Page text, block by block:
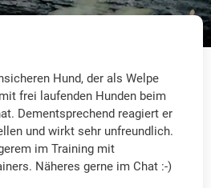
Hund, der als Welpe
frei laufenden Hunden beim
Dementsprechend reagiert er
und wirkt sehr unfreundlich.
im Training mit
Näheres gerne im Chat :-)